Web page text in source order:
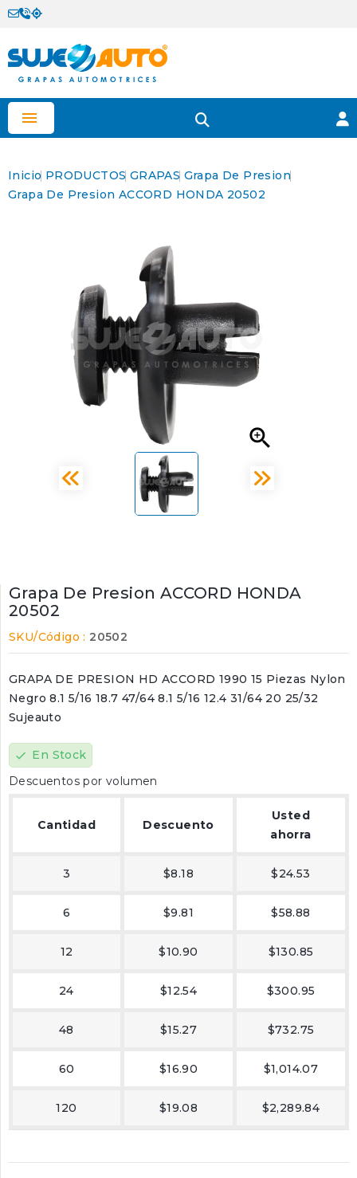

Inicio PRODUCTOS GRAPAS Grapa De Presion
Grapa De Presion ACCORD HONDA 20502

Grapa De Presion ACCORD HONDA
20502
SKU/Código : 20502
GRAPA DE PRESION HD ACCORD 1990 15 Piezas Nylon
Negro 8.1 5/16 18.7 47/64 8.1 5/16 12.4 31/64 20 25/32
Sujeauto
check En Stock
Descuentos por volumen
Cantidad Descuento
Usted
ahorra
3 $8.18 $24.53
6 $9.81 $58.88
12 $10.90 $130.85
24 $12.54 $300.95
48 $15.27 $732.75
60 $16.90 $1,014.07
120 $19.08 $2,289.84